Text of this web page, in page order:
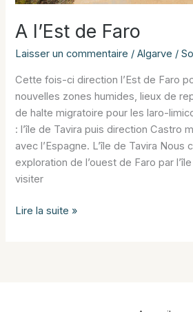
A l’Est de Faro
Laisser un commentaire /Algarve /
Cette fois-ci direction l’Est de Faro
nouvelles zones humides, lieux de
de halte migratoire pour les laro-
: l’île de Tavira puis direction Castro
avec l’Espagne. L’île de Tavira Nous
exploration de l’ouest de Faro par
visiter
A
Lire la suite »